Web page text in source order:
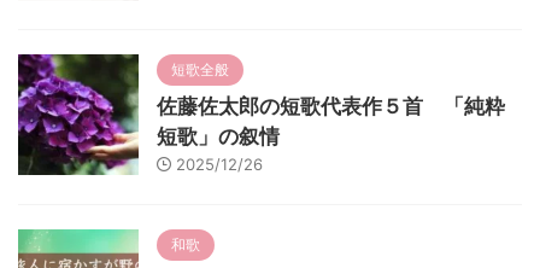
短歌全般
佐藤佐太郎の短歌代表作５首 「純粋
短歌」の叙情
2025/12/26
和歌